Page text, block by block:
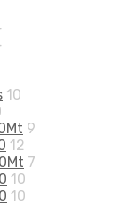
10
9
12
7
10
10